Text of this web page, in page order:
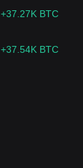
+37.27K BTC
+37.54K BTC